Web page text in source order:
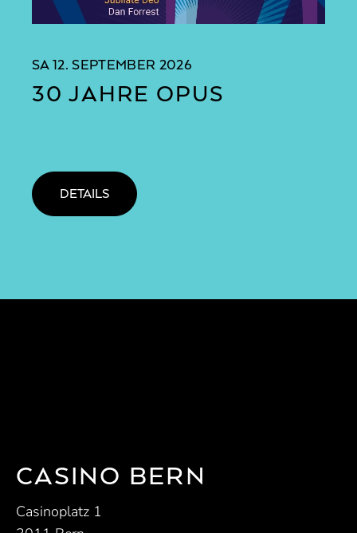
SA12. SEPTEMBER 2026
30 JAHRE OPUS
DETAILS
CASINO BERN
Casinoplatz 1